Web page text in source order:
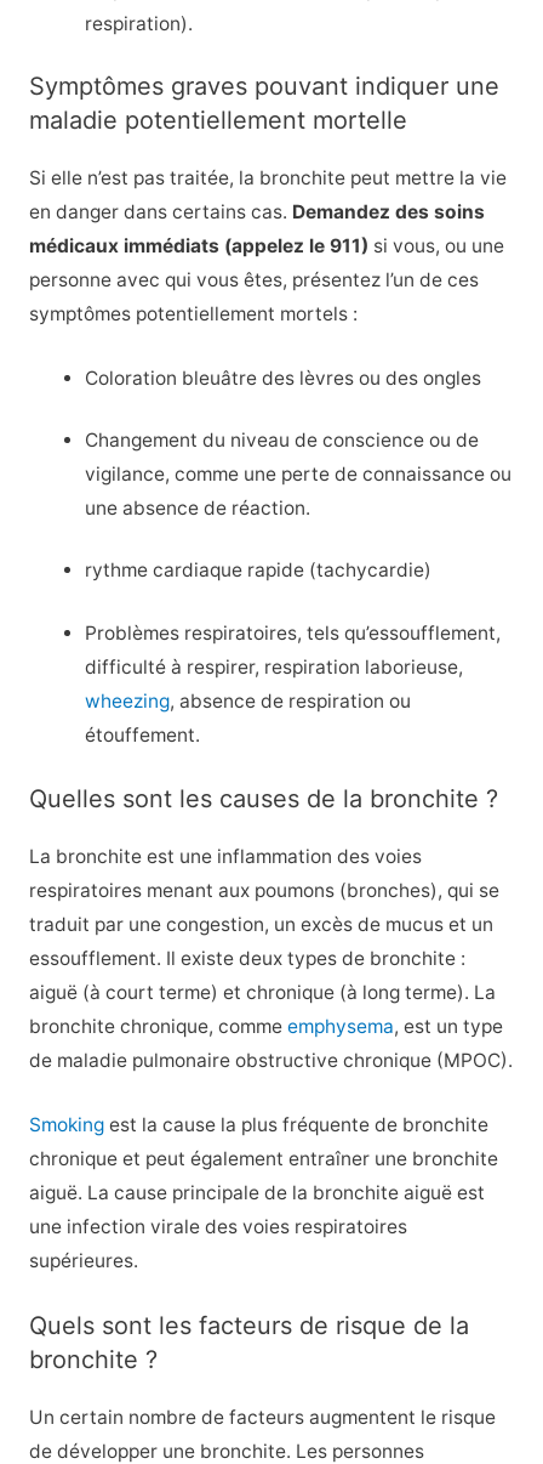
respiration).
Symptômes graves pouvant indiquer une
maladie potentiellement mortelle
Si elle n’est pas traitée, la bronchite peut mettre la vie
en danger dans certains cas. Demandez des soins
médicaux immédiats (appelez le 911) si vous, ou une
personne avec qui vous êtes, présentez l’un de ces
symptômes potentiellement mortels :
Coloration bleuâtre des lèvres ou des ongles
Changement du niveau de conscience ou de
vigilance, comme une perte de connaissance ou
une absence de réaction.
rythme cardiaque rapide (tachycardie)
Problèmes respiratoires, tels qu’essoufflement,
difficulté à respirer, respiration laborieuse,
wheezing, absence de respiration ou
étouffement.
Quelles sont les causes de la bronchite ?
La bronchite est une inflammation des voies
respiratoires menant aux poumons (bronches), qui se
traduit par une congestion, un excès de mucus et un
essoufflement. Il existe deux types de bronchite :
aiguë (à court terme) et chronique (à long terme). La
bronchite chronique, comme emphysema, est un type
de maladie pulmonaire obstructive chronique (MPOC).
Smokingest la cause la plus fréquente de bronchite
chronique et peut également entraîner une bronchite
aiguë. La cause principale de la bronchite aiguë est
une infection virale des voies respiratoires
supérieures.
Quels sont les facteurs de risque de la
bronchite ?
Un certain nombre de facteurs augmentent le risque
de développer une bronchite. Les personnes